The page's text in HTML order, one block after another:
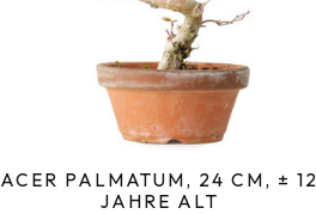
ACER PALMATUM, 24 CM, ± 12
JAHRE ALT